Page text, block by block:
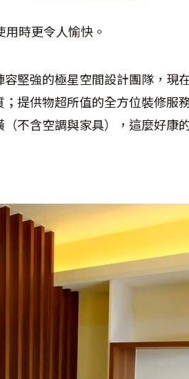
時更令人愉快。
堅強的極星空間設計團隊，現
提供物超所值的全方位裝修服
不含空調與家具），這麼好康